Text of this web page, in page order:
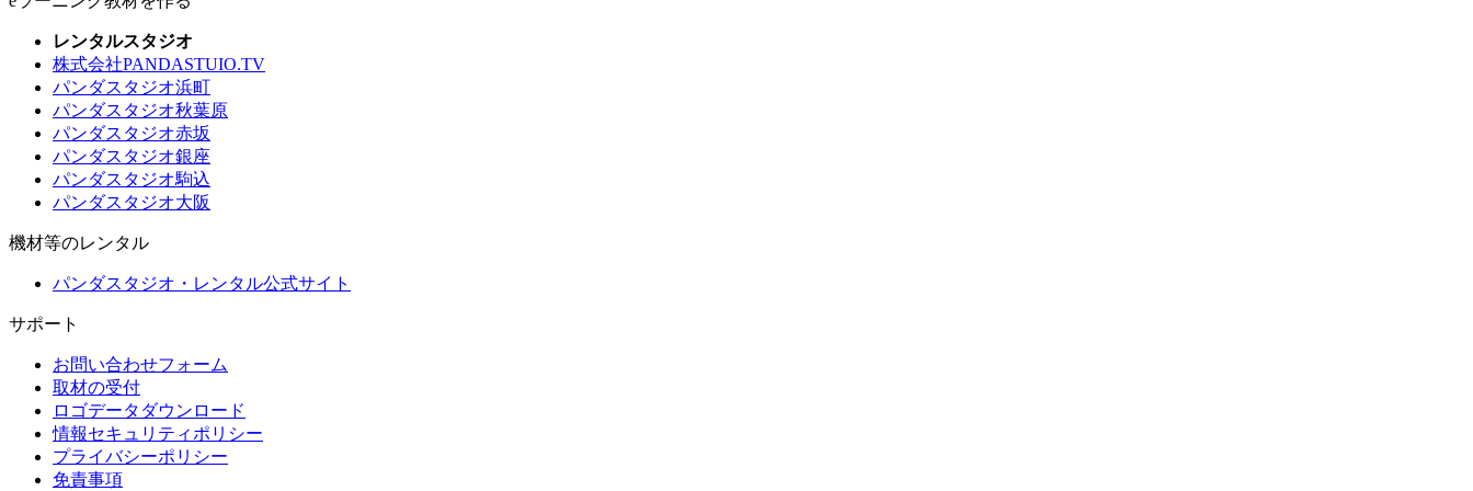
レンタルスタジオ
株式会社PANDASTUIO.TV
パンダスタジオ浜町
パンダスタジオ秋葉原
パンダスタジオ赤坂
パンダスタジオ銀座
パンダスタジオ駒込
パンダスタジオ大阪
機材等のレンタル
パンダスタジオ・レンタル公式サイト
サポート
お問い合わせフォーム
取材の受付
ロゴデータダウンロード
情報セキュリティポリシー
プライバシーポリシー
免責事項